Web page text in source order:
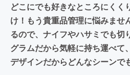
どこにでも好きなところにくく
け！もう貴重品管理に悩みませ
るので、ナイフやハサミでも切
グラムだから気軽に持ち運べて
デザインだからどんなシーンで